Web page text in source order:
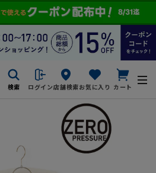
検索 ログイン店舗検索お気に入り カート